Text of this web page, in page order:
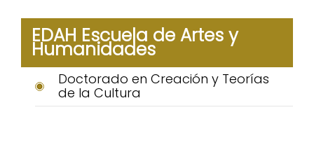
EDAH Escuela de Artes y
Humanidades
Doctorado en Creación y Teorías
de la Cultura